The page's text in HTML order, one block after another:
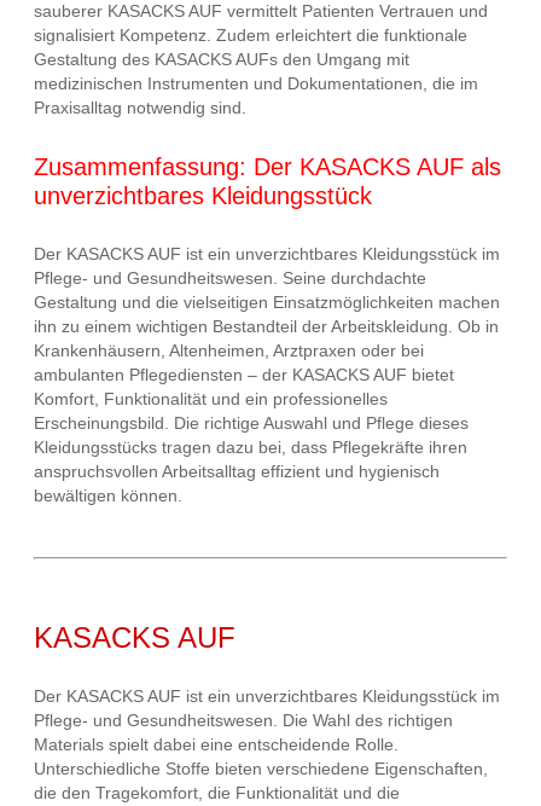
sauberer KASACKS AUF vermittelt Patienten Vertrauen und
signalisiert Kompetenz. Zudem erleichtert die funktionale
Gestaltung des KASACKS AUFs den Umgang mit
medizinischen Instrumenten und Dokumentationen, die im
Praxisalltag notwendig sind.
Zusammenfassung: Der KASACKS AUF als
unverzichtbares Kleidungsstück
Der KASACKS AUF ist ein unverzichtbares Kleidungsstück im
Pflege- und Gesundheitswesen. Seine durchdachte
Gestaltung und die vielseitigen Einsatzmöglichkeiten machen
ihn zu einem wichtigen Bestandteil der Arbeitskleidung. Ob in
Krankenhäusern, Altenheimen, Arztpraxen oder bei
ambulanten Pflegediensten – der KASACKS AUF bietet
Komfort, Funktionalität und ein professionelles
Erscheinungsbild. Die richtige Auswahl und Pflege dieses
Kleidungsstücks tragen dazu bei, dass Pflegekräfte ihren
anspruchsvollen Arbeitsalltag effizient und hygienisch
bewältigen können.
KASACKS AUF
Der KASACKS AUF ist ein unverzichtbares Kleidungsstück im
Pflege- und Gesundheitswesen. Die Wahl des richtigen
Materials spielt dabei eine entscheidende Rolle.
Unterschiedliche Stoffe bieten verschiedene Eigenschaften,
die den Tragekomfort, die Funktionalität und die